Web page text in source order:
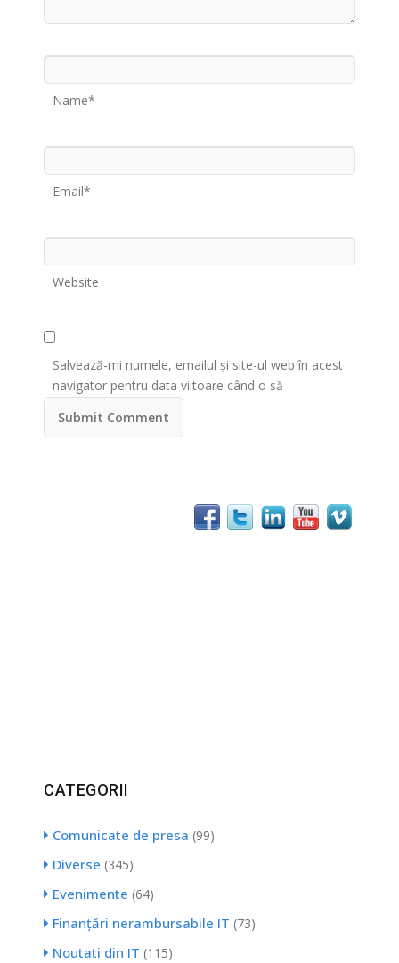
Name*
Email*
Website
Salvează-mi numele, emailul și site-ul web în acest
navigator pentru data viitoare când o să
CATEGORII
Comunicate de presa (99)
Diverse (345)
Evenimente (64)
Finanțări nerambursabile IT (73)
Noutati din IT (115)